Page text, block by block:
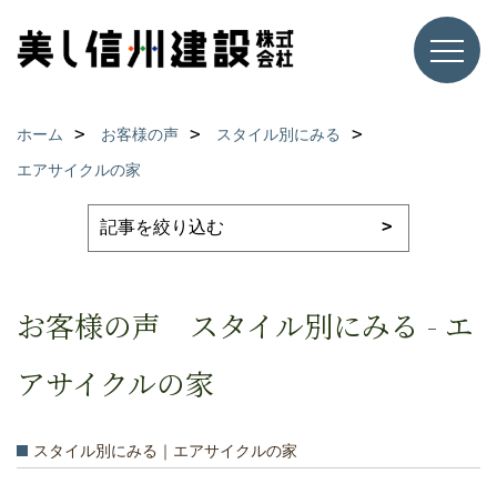
ホーム お客様の声
スタイル別にみる
エアサイクルの家
お客様の声 スタイル別にみる - エ
アサイクルの家
スタイル別にみる｜エアサイクルの家